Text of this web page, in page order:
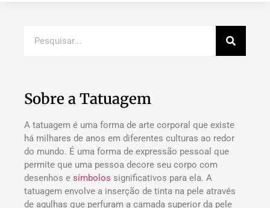
Sobre a Tatuagem
A tatuagem é uma forma de arte corporal que existe
há milhares de anos em diferentes culturas ao redor
do mundo. É uma forma de expressão pessoal que
permite que uma pessoa decore seu corpo com
desenhos e símbolos significativos para ela. A
tatuagem envolve a inserção de tinta na pele através
de agulhas que perfuram a camada superior da pele